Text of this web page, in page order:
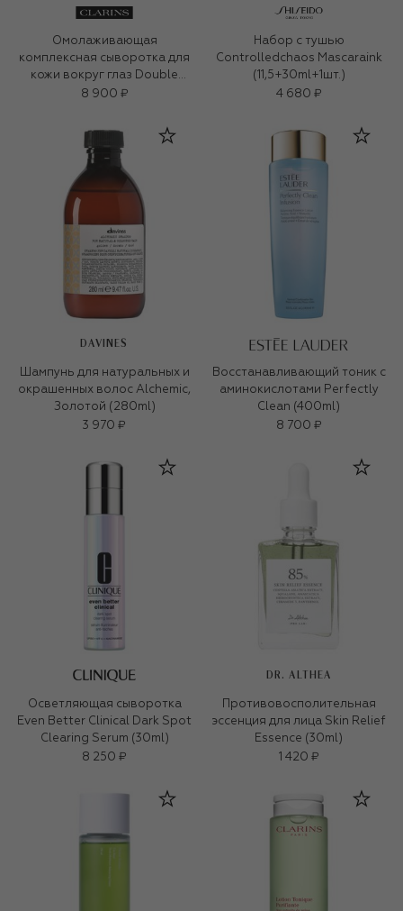
Омолаживающая
комплексная сыворотка для
кожи вокруг глаз Double
Serum (20ml)
8 900 ₽
Набор c тушью
Controlledchaos Mascaraink
(11,5+30ml+1шт.)
4 680 ₽
DAVINES
Шампунь для натуральных и
окрашенных волос Alchemic,
Золотой (280ml)
3 970 ₽
Восстанавливающий тоник с
аминокислотами Perfectly
Clean (400ml)
8 700 ₽
Осветляющая сыворотка
Even Better Clinical Dark Spot
Clearing Serum (30ml)
8 250 ₽
DR. ALTHEA
Противовосполительная
эссенция для лица Skin Relief
Essence (30ml)
1 420 ₽